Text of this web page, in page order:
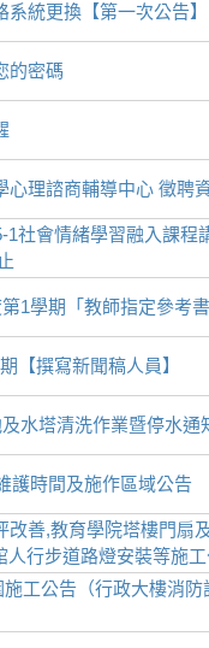
系統更換【第一次公告】
的密碼
心理諮商輔導中心 徵聘
1社會情緒學習融入課程
1學期「教師指定參考
【撰寫新聞稿人員】
水塔清洗作業暨停水通
護時間及施作區域公告
改善,教育學院塔樓門扇
人行步道路燈安裝等施
工公告（行政大樓消